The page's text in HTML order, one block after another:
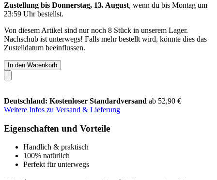
Zustellung bis Donnerstag, 13. August, wenn du bis Montag um
23:59 Uhrbestellst.
Von diesem Artikel sind nur noch 8 Stück in unserem Lager.
Nachschub ist unterwegs! Falls mehr bestellt wird, könnte dies das
Zustelldatum beeinflussen.
In den Warenkorb
Deutschland: Kostenloser Standardversand ab 52,90 €
Weitere Infos zu Versand & Lieferung
Eigenschaften und Vorteile
Handlich & praktisch
100% natürlich
Perfekt für unterwegs